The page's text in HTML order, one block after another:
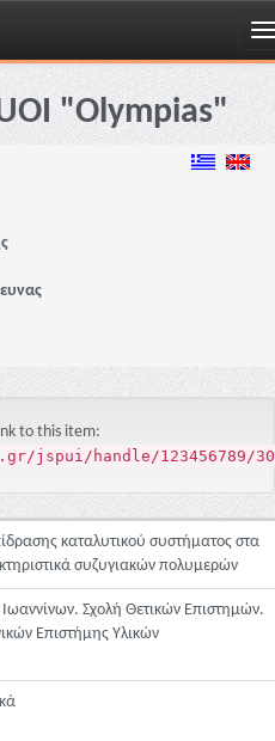
"Olympias"
to this item:
jspui/handle/123456789/
καταλυτικού συστήματος στα
συζυγιακών πολυμερών
Σχολή Θετικών Επιστημών.
Επιστήμης Υλικών